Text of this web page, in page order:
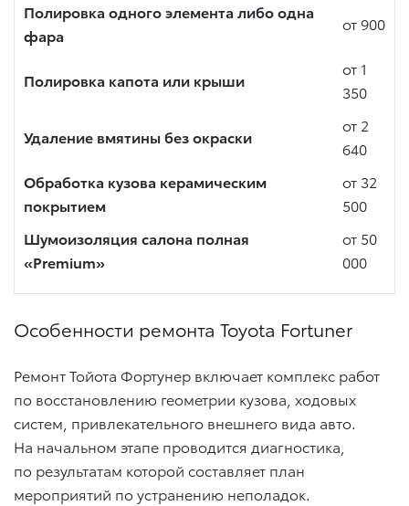
Полировка одного элемента либо одна
фара
от 900
Полировка капота или крыши
от 1
350
Удаление вмятины без окраски
от 2
640
Обработка кузова керамическим
покрытием
от 32
500
Шумоизоляция салона полная
«Premium»
от 50
000
Особенности ремонта Toyota Fortuner
Ремонт Тойота Фортунер включает комплекс работ
по восстановлению геометрии кузова, ходовых
систем, привлекательного внешнего вида авто.
На начальном этапе проводится диагностика,
по результатам которой составляет план
мероприятий по устранению неполадок.